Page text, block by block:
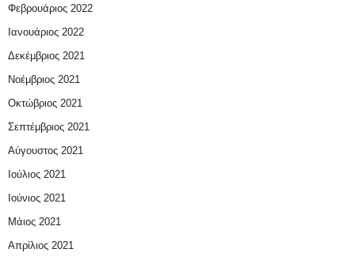
Φεβρουάριος 2022
Ιανουάριος 2022
Δεκέμβριος 2021
Νοέμβριος 2021
Οκτώβριος 2021
Σεπτέμβριος 2021
Αύγουστος 2021
Ιούλιος 2021
Ιούνιος 2021
Μάιος 2021
Απρίλιος 2021